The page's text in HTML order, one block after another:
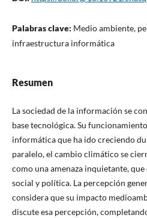
Palabras clave: Medio ambiente,
infraestructura informática
Resumen
La sociedad de la información se
base tecnológica. Su
informática que ha ido creciendo
paralelo, el cambio climático se
como una amenaza inquietante,
social y política. La percepción
considera que su impacto
discute esa percepción,